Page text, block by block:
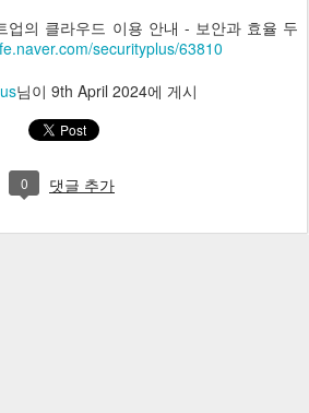
업의 클라우드 이용 안내 - 보안과 효율 두
securityplus/63810
님이 9th April 2024에 게시
0 댓글 추가